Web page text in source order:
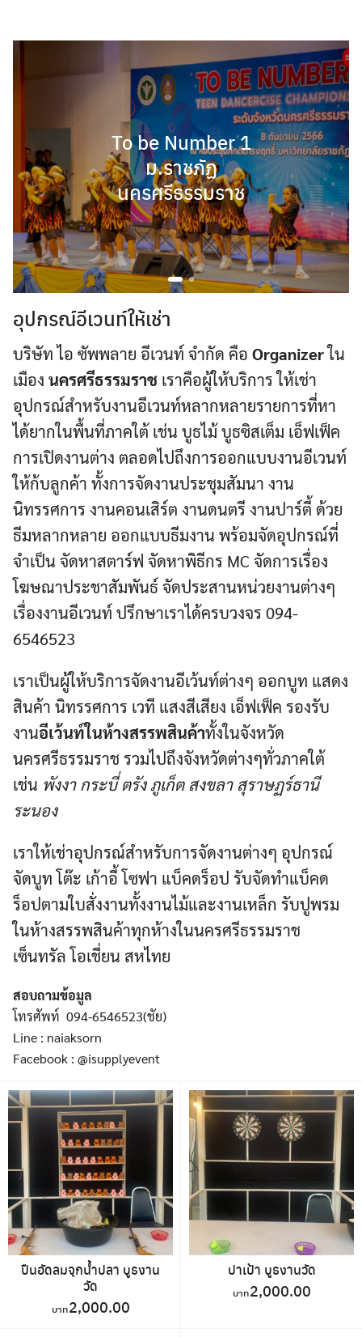
To be Number 1
ม.ราชภัฏ
นครศรีธรรมราช
อุปกรณ์อีเวนท์ให้เช่า
บริษัท ไอ ซัพพลาย อีเวนท์ จำกัด คือ Organizerใน
เมือง นครศรีธรรมราช เราคือผู้ให้บริการ ให้เช่า
อุปกรณ์สำหรับงานอีเวนท์หลากหลายรายการที่หา
ได้ยากในพื้นที่ภาคใต้ เช่น บูธไม้ บูธซิสเต็ม เอ็ฟเฟ็ค
การเปิดงานต่าง ตลอดไปถึงการออกแบบงานอีเวนท์
ให้ก้บลูกค้า ทั้งการจัดงานประชุมสัมนา งาน
นิทรรศการ งานคอนเสิร์ต งานดนตรี งานปาร์ตี้ ด้วย
ธีมหลากหลาย ออกแบบธีมงาน พร้อมจัดอุปกรณ์ที่
จำเป็น จัดหาสตาร์ฟ จัดหาพิธีกร MC จัดการเรื่อง
โฆษณาประชาสัมพันธ์ จัดประสานหน่วยงานต่างๆ
เรื่องงานอีเวนท์ ปรึกษาเราได้ครบวงจร 094-
6546523
เราเป็นผู้ให้บริการจัดงานอีเว้นท์ต่างๆ ออกบูท แสดง
สินค้า นิทรรศการ เวที แสงสีเสียง เอ็ฟเฟ็ค รองรับ
งานอีเว้นท์ในห้างสรรพสินค้าทั้งในจังหวัด
นครศรีธรรมราช รวมไปถึงจังหวัดต่างๆทั่วภาคใต้
เช่น พังงา กระบี่ ตรัง ภูเก็ต สงขลา สุราษฏร์ธานี
ระนอง
เราให้เช่าอุปกรณ์สำหรับการจัดงานต่างๆ อุปกรณ์
จัดบูท โต๊ะ เก้าอี้ โซฟา แบ็คดร็อป รับจัดทำแบ็คด
ร็อปตามใบสั่งงานทั้งงานไม้และงานเหล็ก รับปูพรม
ในห้างสรรพสินค้าทุกห้างในนครศรีธรรมราช
เซ็นทรัล โอเชี่ยน สหไทย
สอบถามข้อมูล
โทรศัพท์ 094-6546523(ชัย)
Line : naiaksorn
Facebook : @isupplyevent
ปืนอัดลมจุกน้ำปลา บูธงาน
วัด
2,000.00
ปาเป้า บูธงานวัด
2,000.00